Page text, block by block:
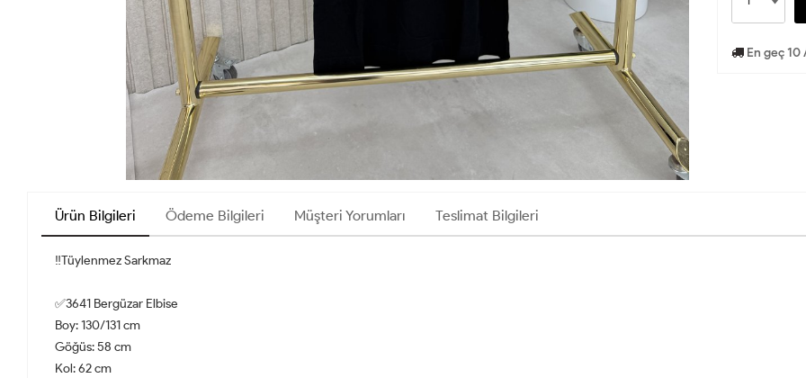
En geç 10
Ürün Bilgileri Ödeme Bilgileri Müşteri Yorumları Teslimat Bilgileri
‼️Tüylenmez Sarkmaz
✅3641 Bergüzar Elbise
Boy: 130/131 cm
Göğüs: 58 cm
Kol: 62 cm